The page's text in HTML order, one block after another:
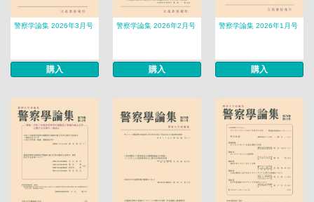
警察学論集 2026年3月号
購入
警察学論集 2026年2月号
購入
警察学論集 2026年1月号
購入